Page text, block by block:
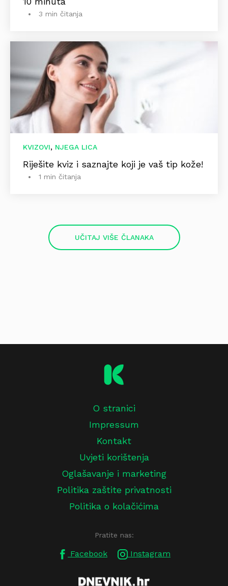
3 min čitanja
KVIZOVI, NJEGA LICA
Riješite kviz i saznajte koji je vaš tip kože!
1 min čitanja
UČITAJ VIŠE ČLANAKA
O stranici
Impressum
Kontakt
Uvjeti korištenja
Oglašavanje i marketing
Politika zaštite privatnosti
Politika o kolačićima
Pratite nas:
Facebook Instagram